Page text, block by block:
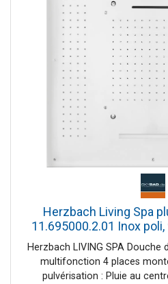
Herzbach Living Spa
11.695000.2.01 Inox
jet / jets
Herzbach LIVING SPA
multifonction 4 places
pulvérisation : Pluie au